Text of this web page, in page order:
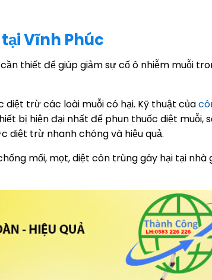
Vĩnh Phúc
thiết để giúp giảm sự cố ô nhiễm muỗi
diệt trừ các loài muỗi có hại. Kỹ thuật của
bị hiện đại nhất để phun thuốc diệt muỗi,
diệt trừ nhanh chóng và hiệu quả.
mối, mọt, diệt côn trùng gây hại tại nhà